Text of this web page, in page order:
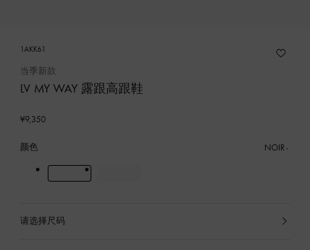
1AKK61
当季新款
LV MY WAY 露跟高跟鞋
¥9,350
颜色 NOIR
请选择尺码
已